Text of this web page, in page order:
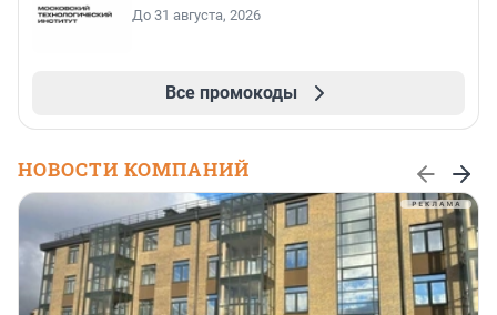
До 31 августа, 2026
Все промокоды
НОВОСТИ КОМПАНИЙ